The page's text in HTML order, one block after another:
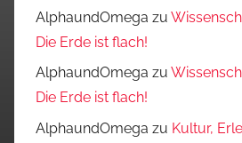
AlphaundOmega zu
Die Erde ist flach!
AlphaundOmega zu
Die Erde ist flach!
AlphaundOmega zu Kultur,